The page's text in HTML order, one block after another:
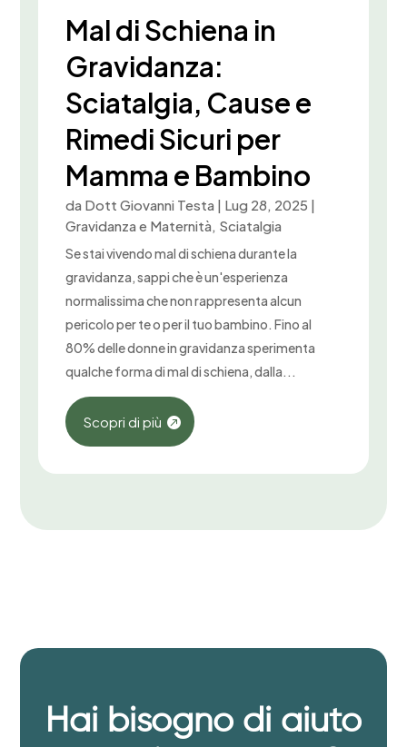
Mal di Schiena in
Gravidanza:
Sciatalgia, Cause e
Rimedi Sicuri per
Mamma e Bambino
da Dott Giovanni Testa | Lug 28, 2025 |
Gravidanza e Maternità, Sciatalgia
Se stai vivendo mal di schiena durante la
gravidanza, sappi che è un'esperienza
normalissima che non rappresenta alcun
pericolo per te o per il tuo bambino. Fino al
80% delle donne in gravidanza sperimenta
qualche forma di mal di schiena, dalla...
Scopri di più
Hai bisogno di aiuto